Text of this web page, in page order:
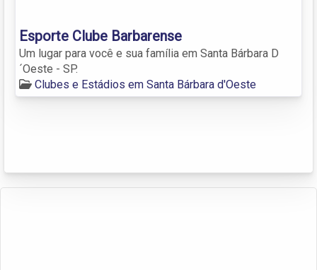
Esporte Clube Barbarense
Um lugar para você e sua família em Santa Bárbara D
´Oeste - SP.
Clubes e Estádios em Santa Bárbara d'Oeste